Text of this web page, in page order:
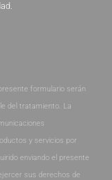
.
formulario serán
del tratamiento. La
y servicios por
enviando el presente
sus derechos de